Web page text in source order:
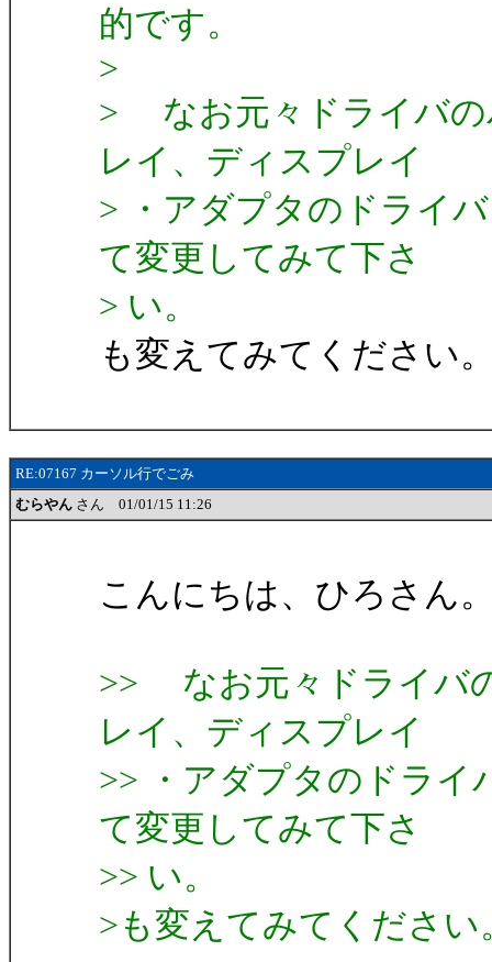
的です。
>
> なお元々ドライバの
レイ、ディスプレイ
> ・アダプタのドライ
て変更してみて下さ
> い。
も変えてみてください
RE:07167 カーソル行でごみ
むらやん さん 01/01/15 11:26
こんにちは、ひろさん
>> なお元々ドライバ
レイ、ディスプレイ
>> ・アダプタのドライ
て変更してみて下さ
>> い。
>も変えてみてください